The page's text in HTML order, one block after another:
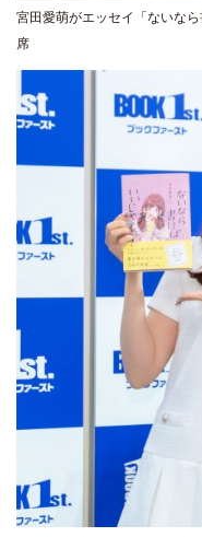
宮田愛萌がエッセイ「ないな
席